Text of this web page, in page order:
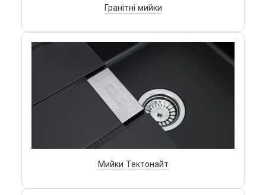
Гранітні мийки
Мийки Тектонайт